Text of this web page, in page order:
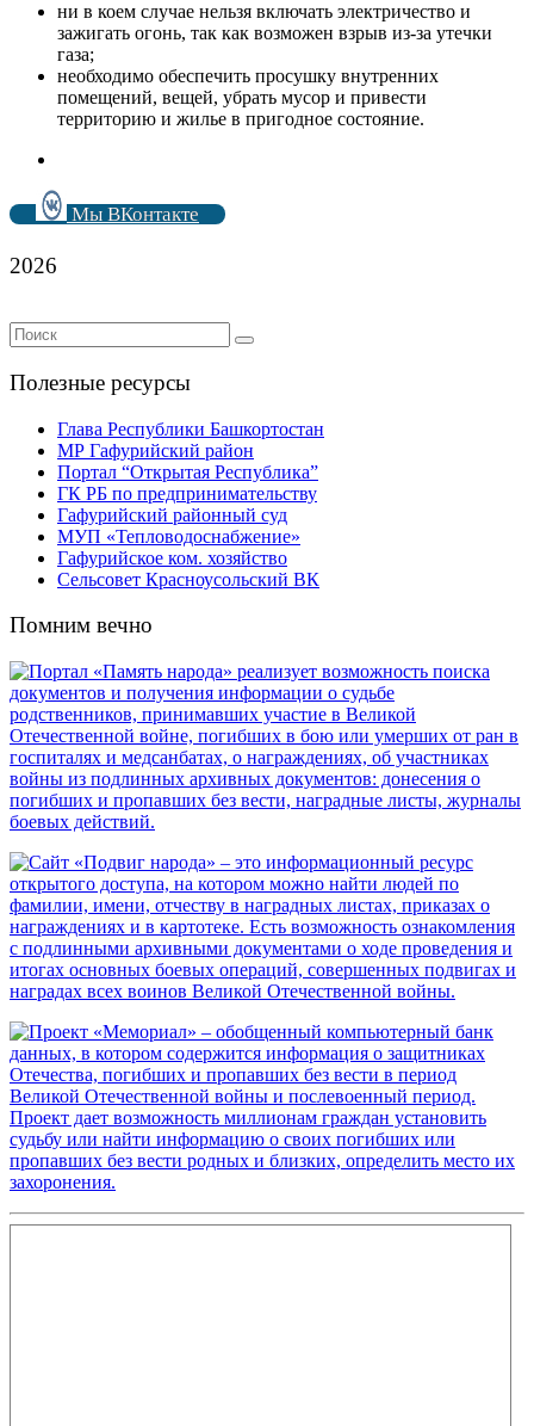
ни в коем случае нельзя включать электричество и
зажигать огонь, так как возможен взрыв из-за утечки
газа;
необходимо обеспечить просушку внутренних
помещений, вещей, убрать мусор и привести
территорию и жилье в пригодное состояние.
Мы ВКонтакте
2026
Полезные ресурсы
Глава Республики Башкортостан
МР Гафурийский район
Портал “Открытая Республика”
ГК РБ по предпринимательству
Гафурийский районный суд
МУП «Тепловодоснабжение»
Гафурийское ком. хозяйство
Сельсовет Красноусольский ВК
Помним вечно